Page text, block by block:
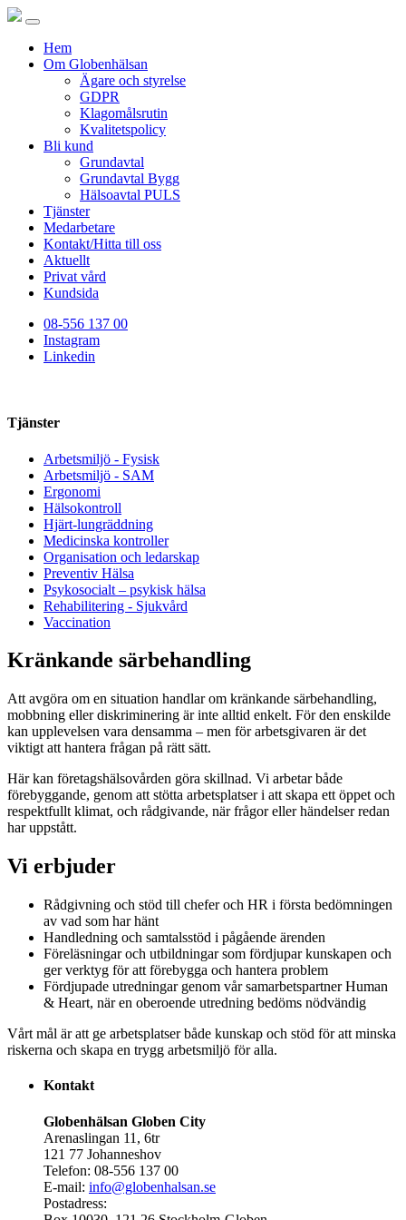
Hem
Om Globenhälsan
Ägare och styrelse
GDPR
Klagomålsrutin
Kvalitetspolicy
Bli kund
Grundavtal
Grundavtal Bygg
Hälsoavtal PULS
Tjänster
Medarbetare
Kontakt/Hitta till oss
Aktuellt
Privat vård
Kundsida
08-556 137 00
Instagram
Linkedin
Tjänster
Arbetsmiljö - Fysisk
Arbetsmiljö - SAM
Ergonomi
Hälsokontroll
Hjärt-lungräddning
Medicinska kontroller
Organisation och ledarskap
Preventiv Hälsa
Psykosocialt – psykisk hälsa
Rehabilitering - Sjukvård
Vaccination
Kränkande särbehandling
Att avgöra om en situation handlar om kränkande särbehandling,
mobbning eller diskriminering är inte alltid enkelt. För den enskilde
kan upplevelsen vara densamma – men för arbetsgivaren är det
viktigt att hantera frågan på rätt sätt.
Här kan företagshälsovården göra skillnad. Vi arbetar både
förebyggande, genom att stötta arbetsplatser i att skapa ett öppet och
respektfullt klimat, och rådgivande, när frågor eller händelser redan
har uppstått.
Vi erbjuder
Rådgivning och stöd till chefer och HR i första bedömningen
av vad som har hänt
Handledning och samtalsstöd i pågående ärenden
Föreläsningar och utbildningar som fördjupar kunskapen och
ger verktyg för att förebygga och hantera problem
Fördjupade utredningar genom vår samarbetspartner Human
& Heart, när en oberoende utredning bedöms nödvändig
Vårt mål är att ge arbetsplatser både kunskap och stöd för att minska
riskerna och skapa en trygg arbetsmiljö för alla.
Kontakt
Globenhälsan Globen City
Arenaslingan 11, 6tr
121 77 Johanneshov
Telefon: 08-556 137 00
E-mail: info@globenhalsan.se
Postadress: